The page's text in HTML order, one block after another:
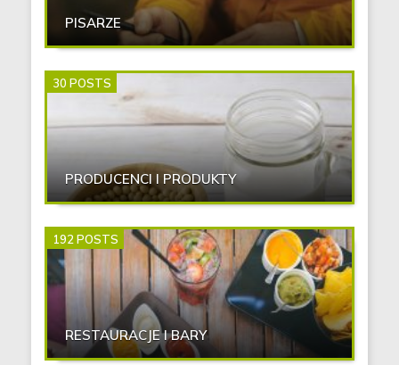
PISARZE
30 POSTS
PRODUCENCI I PRODUKTY
192 POSTS
RESTAURACJE I BARY